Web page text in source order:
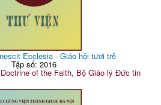
Ecclesia - Giáo hội tươi trẻ
Tập số: 2016
of the Faith, Bộ Giáo lý Đức tin